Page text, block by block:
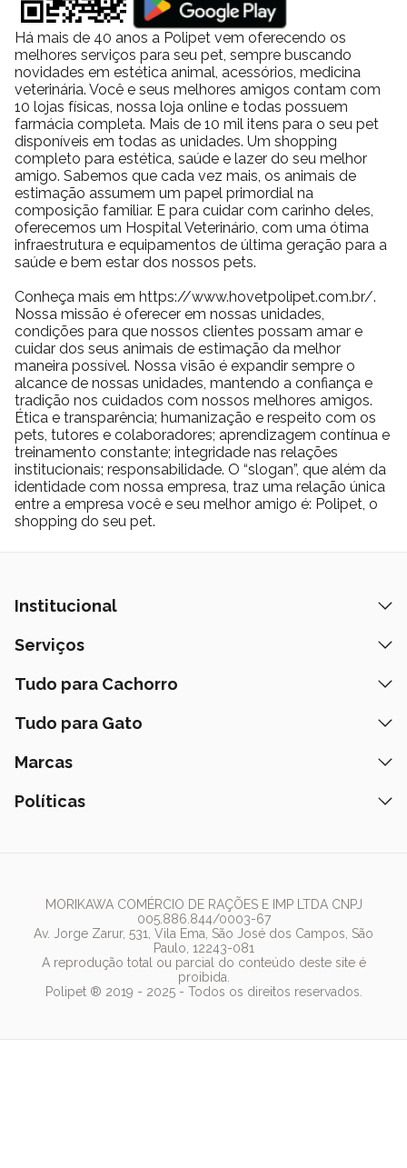
Há mais de 40 anos a Polipet vem oferecendo os
melhores serviços para seu pet, sempre buscando
novidades em estética animal, acessórios, medicina
veterinária. Você e seus melhores amigos contam com
10 lojas físicas, nossa loja online e todas possuem
farmácia completa. Mais de 10 mil itens para o seu pet
disponíveis em todas as unidades. Um shopping
completo para estética, saúde e lazer do seu melhor
amigo. Sabemos que cada vez mais, os animais de
estimação assumem um papel primordial na
composição familiar. E para cuidar com carinho deles,
oferecemos um Hospital Veterinário, com uma ótima
infraestrutura e equipamentos de última geração para a
saúde e bem estar dos nossos pets.
Conheça mais em https://www.hovetpolipet.com.br/.
Nossa missão é oferecer em nossas unidades,
condições para que nossos clientes possam amar e
cuidar dos seus animais de estimação da melhor
maneira possível. Nossa visão é expandir sempre o
alcance de nossas unidades, mantendo a confiança e
tradição nos cuidados com nossos melhores amigos.
Ética e transparência; humanização e respeito com os
pets, tutores e colaboradores; aprendizagem contínua e
treinamento constante; integridade nas relações
institucionais; responsabilidade. O “slogan”, que além da
identidade com nossa empresa, traz uma relação única
entre a empresa você e seu melhor amigo é: Polipet, o
shopping do seu pet.
Institucional
Quem Somos
Prazos de Entrega
Fale Conosco
Lista de Desejos
Serviços
Banho e Tosa
Peça pelo Delivery
Assinatura Polipet
Tudo para Cachorro
Ração
Coleiras
Tudo para Gato
Ração
Marcas
Nexgard
Pedigree
Whiskas
Dog Chow
Royal Canin
Políticas
MORIKAWA COMÉRCIO DE RAÇÕES E IMP LTDA CNPJ
005.886.844/0003-67
Av. Jorge Zarur, 531, Vila Ema, São José dos Campos, São
Paulo, 12243-081
A reprodução total ou parcial do conteúdo deste site é
proibida.
Polipet ® 2019 - 2025 - Todos os direitos reservados.